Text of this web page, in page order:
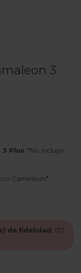
3
Plus . *No incluye
Cameleon*
de fidelidad 137